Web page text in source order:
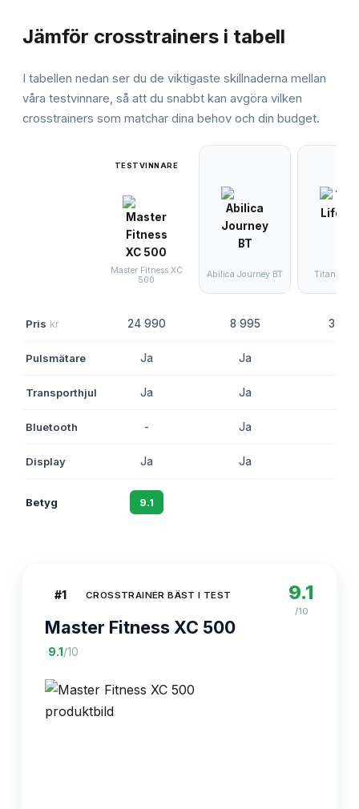
Jämför crosstrainers i tabell
I tabellen nedan ser du de viktigaste skillnaderna mellan
våra testvinnare, så att du snabbt kan avgöra vilken
crosstrainers som matchar dina behov och din budget.
TESTVINNARE
Master Fitness XC
500
Abilica Journey BT Titan Life
Pris kr 24 990 8 995 3 995
Pulsmätare Ja Ja
Transporthjul Ja Ja
Bluetooth - Ja
Display Ja Ja
Betyg 9.1
#1 CROSSTRAINER BÄST I TEST
Master Fitness XC 500
·9.1 /10
9.1
/10